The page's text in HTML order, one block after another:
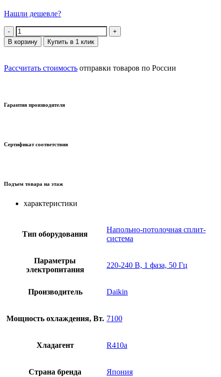
Нашли дешевле?
Количество
В корзину Купить в 1 клик
Рассчитать стоимость отправки товаров по России
Гарантия производителя
Сертификат соответствия
Подъем товара на этаж
характеристики
Тип оборудования
Напольно-потолочная сплит-
система
Параметры
электропитания
220-240 В, 1 фаза, 50 Гц
Производитель Daikin
Мощность охлаждения, Вт. 7100
Хладагент R410a
Страна бренда Япония